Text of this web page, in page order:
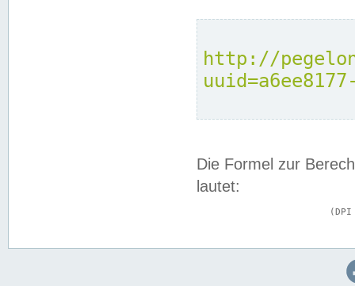
http://
Die Formel zur
lautet: